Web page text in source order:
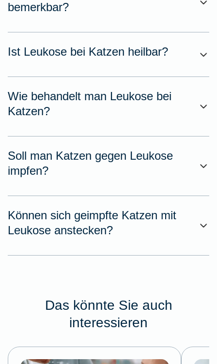
bemerkbar?
Ist Leukose bei Katzen heilbar?
Wie behandelt man Leukose bei
Katzen?
Soll man Katzen gegen Leukose
impfen?
Können sich geimpfte Katzen mit
Leukose anstecken?
Das könnte Sie auch
interessieren